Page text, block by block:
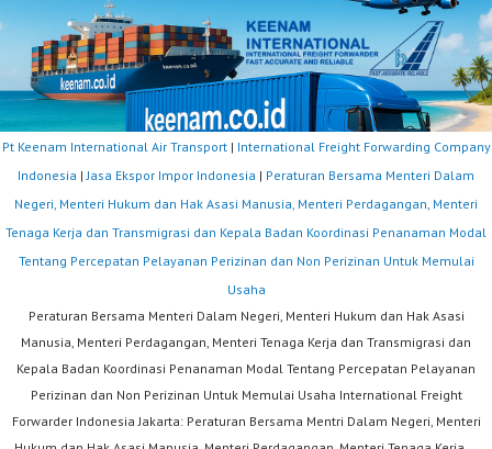
Pt Keenam International Air Transport| International Freight Forwarding Company
Indonesia | Jasa Ekspor Impor Indonesia | Peraturan Bersama Menteri Dalam
Negeri, Menteri Hukum dan Hak Asasi Manusia, Menteri Perdagangan, Menteri
Tenaga Kerja dan Transmigrasi dan Kepala Badan Koordinasi Penanaman Modal
Tentang Percepatan Pelayanan Perizinan dan Non Perizinan Untuk Memulai
Usaha
Peraturan Bersama Menteri Dalam Negeri, Menteri Hukum dan Hak Asasi
Manusia, Menteri Perdagangan, Menteri Tenaga Kerja dan Transmigrasi dan
Kepala Badan Koordinasi Penanaman Modal Tentang Percepatan Pelayanan
Perizinan dan Non Perizinan Untuk Memulai Usaha International Freight
Forwarder Indonesia Jakarta: Peraturan Bersama Mentri Dalam Negeri, Menteri